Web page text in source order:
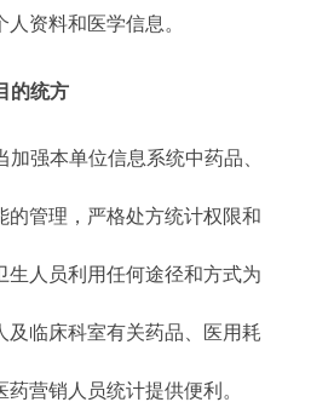
资料和医学信息。
的统方
加强本单位信息系统中药品、
的管理，严格处方统计权限和
生人员利用任何途径和方式为
及临床科室有关药品、医用耗
营销人员统计提供便利。